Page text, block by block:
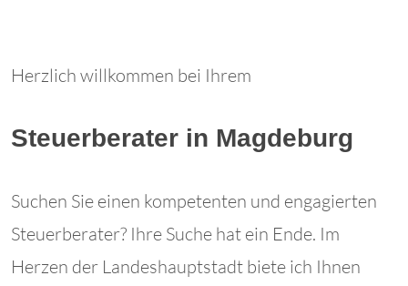
Herzlich willkommen bei Ihrem
Steuerberater in Magdeburg
Suchen Sie einen kompetenten und engagierten
Steuerberater? Ihre Suche hat ein Ende. Im
Herzen der Landeshauptstadt biete ich Ihnen